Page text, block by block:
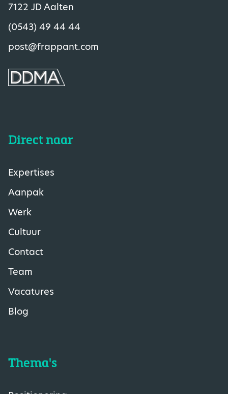
7122 JD Aalten
(0543) 49 44 44
post@frappant.com
Direct naar
Expertises
Aanpak
Werk
Cultuur
Contact
Team
Vacatures
Blog
Thema's